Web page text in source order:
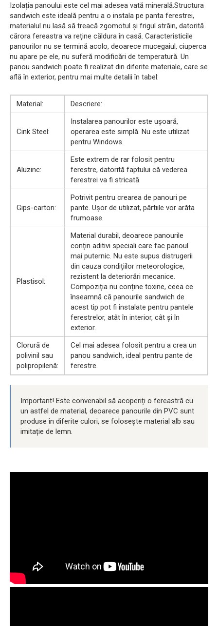
Izolația panoului este cel mai adesea vată minerală.Structura
sandwich este ideală pentru a o instala pe panta ferestrei,
materialul nu lasă să treacă zgomotul și frigul străin, datorită
cărora fereastra va reține căldura în casă. Caracteristicile
panourilor nu se termină acolo, deoarece mucegaiul, ciuperca
nu apare pe ele, nu suferă modificări de temperatură. Un
panou sandwich poate fi realizat din diferite materiale, care se
află în exterior, pentru mai multe detalii în tabel:
Material: Descriere:
Cink Steel:
Instalarea panourilor este ușoară,
operarea este simplă. Nu este utilizat
pentru Windows.
Aluzinc:
Este extrem de rar folosit pentru
ferestre, datorită faptului că vederea
ferestrei va fi stricată.
Gips-carton:
Potrivit pentru crearea de panouri pe
pante. Ușor de utilizat, pârtiile vor arăta
frumoase.
Plastisol:
Material durabil, deoarece panourile
conțin aditivi speciali care fac panoul
mai puternic. Nu este supus distrugerii
din cauza condițiilor meteorologice,
rezistent la deteriorări mecanice.
Compoziția nu conține toxine, ceea ce
înseamnă că panourile sandwich de
acest tip pot fi instalate pentru pantele
ferestrelor, atât în ​​interior, cât și în
exterior.
Clorură de
polivinil sau
polipropilenă:
Cel mai adesea folosit pentru a crea un
panou sandwich, ideal pentru pante de
ferestre.
Important! Este convenabil să acoperiți o fereastră cu
un astfel de material, deoarece panourile din PVC sunt
produse în diferite culori, se folosește material alb sau
imitație de lemn.